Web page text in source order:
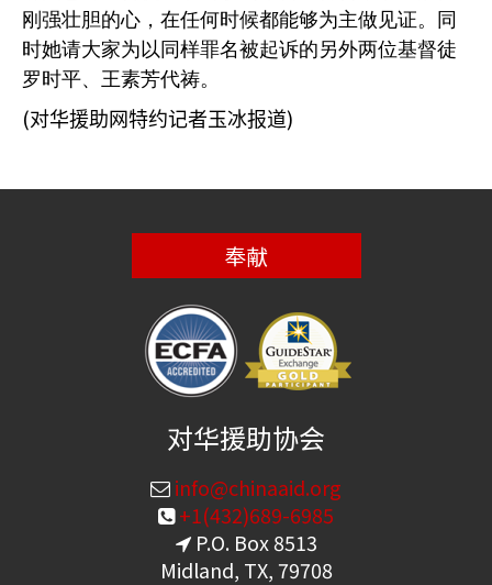
刚强壮胆的心，在任何时候都能够为主做见证。同
时她请大家为以同样罪名被起诉的另外两位基督徒
罗时平、王素芳代祷。
(对华援助网特约记者玉冰报道)
奉献
对华援助协会
info@chinaaid.org
+1(432)689-6985
P.O. Box 8513
Midland, TX, 79708